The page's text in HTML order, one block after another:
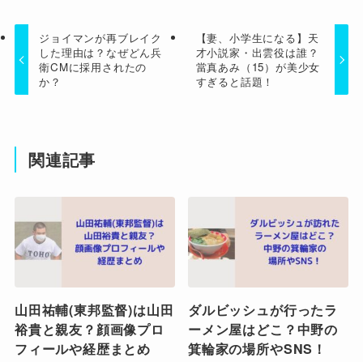
ジョイマンが再ブレイク
した理由は？なぜどん兵
衛CMに採用されたの
か？
【妻、小学生になる】天
才小説家・出雲役は誰？
當真あみ（15）が美少女
すぎると話題！
関連記事
山田祐輔(東邦監督)は山田
裕貴と親友？顔画像プロ
フィールや経歴まとめ
ダルビッシュが行ったラ
ーメン屋はどこ？中野の
箕輪家の場所やSNS！